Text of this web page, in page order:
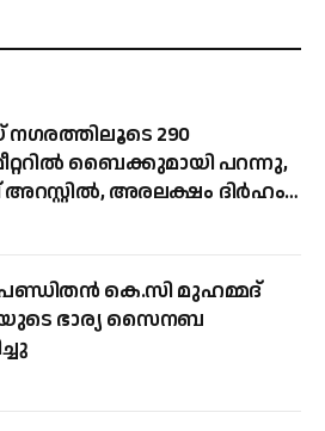
290
ബൈക്കുമായി പറന്നു,
അരലക്ഷം ദിർഹം
കെ.സി മുഹമ്മദ്
ഭാര്യ സൈനബ